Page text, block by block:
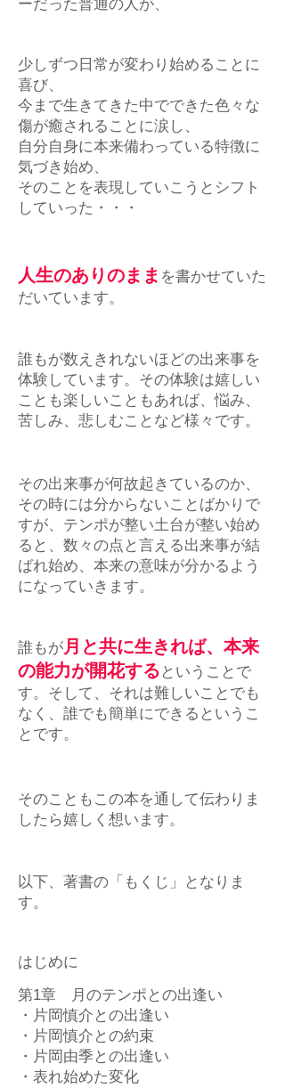
ーだった普通の人が、
少しずつ日常が変わり始めることに
喜び、
今まで生きてきた中でできた色々な
傷が癒されることに涙し、
自分自身に本来備わっている特徴に
気づき始め、
そのことを表現していこうとシフト
していった・・・
人生のありのまま を書かせていた
だいています。
誰もが数えきれないほどの出来事を
体験しています。その体験は嬉しい
ことも楽しいこともあれば、悩み、
苦しみ、悲しむことなど様々です。
その出来事が何故起きているのか、
その時には分からないことばかりで
すが、テンポが整い土台が整い始め
ると、数々の点と言える出来事が結
ばれ始め、本来の意味が分かるよう
になっていきます。
誰もが 月と共に生きれば、本来
の能力が開花する ということで
す。そして、それは難しいことでも
なく、誰でも簡単にできるというこ
とです。
そのこともこの本を通して伝わりま
したら嬉しく想います。
以下、著書の「もくじ」となりま
す。
はじめに
第1章 月のテンポとの出逢い
・片岡慎介との出逢い
・片岡慎介との約束
・片岡由季との出逢い
・表れ始めた変化